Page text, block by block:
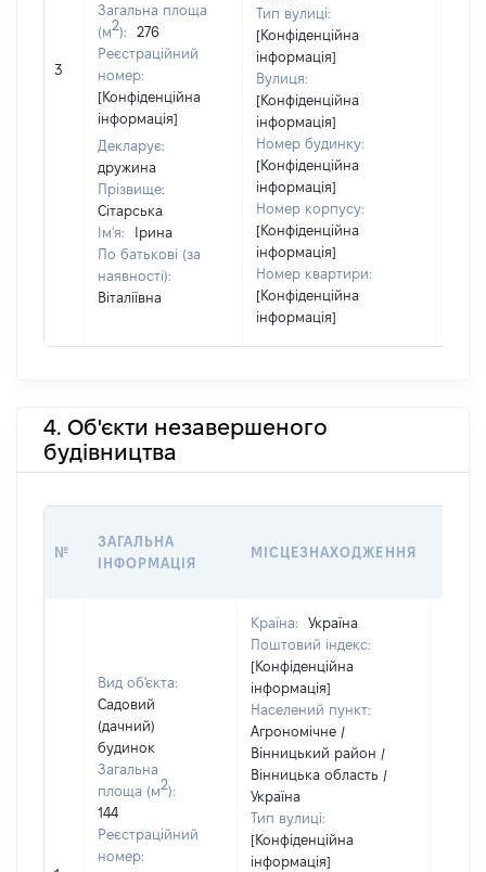
3
Загальна площа
(м2):
276
Реєстраційний
номер:
[Конфіденційна
інформація]
Декларує:
дружина
Прізвище:
Сітарська
Ім'я:
Ірина
По батькові (за
наявності):
Віталіївна
Тип вулиці:
[Конфіденційна
інформація]
Вулиця:
[Конфіденційна
інформація]
Номер будинку:
[Конфіденційна
інформація]
Номер корпусу:
[Конфіденційна
інформація]
Номер квартири:
[Конфіденційна
інформація]
4. Об'єкти незавершеного
будівництва
№
ЗАГАЛЬНА
ІНФОРМАЦІЯ
МІСЦЕЗНАХОДЖЕННЯ
Вид об'єкта:
Садовий
(дачний)
будинок
Загальна
площа (м2):
144
Реєстраційний
номер:
Країна:
Україна
Поштовий індекс:
[Конфіденційна
інформація]
Населений пункт:
Агрономічне /
Вінницький район /
Вінницька область /
Україна
Тип вулиці:
[Конфіденційна
інформація]